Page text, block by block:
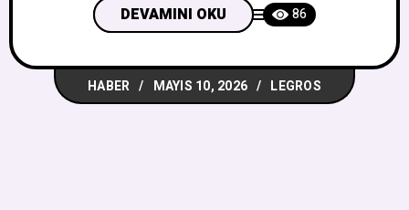
Kupası’nın açılış törenleri, sahne alacak
isimler bakımından tam anlamıyla bir
müzik festivali görünümünde. ## Üç
Ülke, Üç Tören, Onlarca Yıldız Bu yılki
DEVAMINI OKU 86
HABER MAYIS 10, 2026 LEGROS